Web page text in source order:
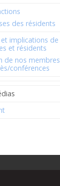
des résidents
implications de
et résidents
de nos membres
conférences